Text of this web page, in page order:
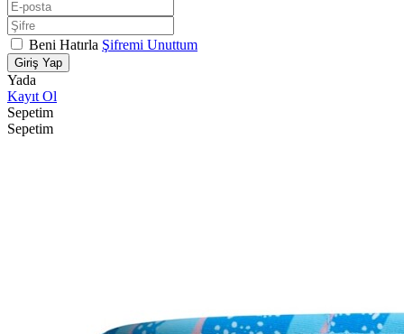
Beni Hatırla Şifremi Unuttum
Giriş Yap
Yada
Kayıt Ol
Sepetim
Sepetim